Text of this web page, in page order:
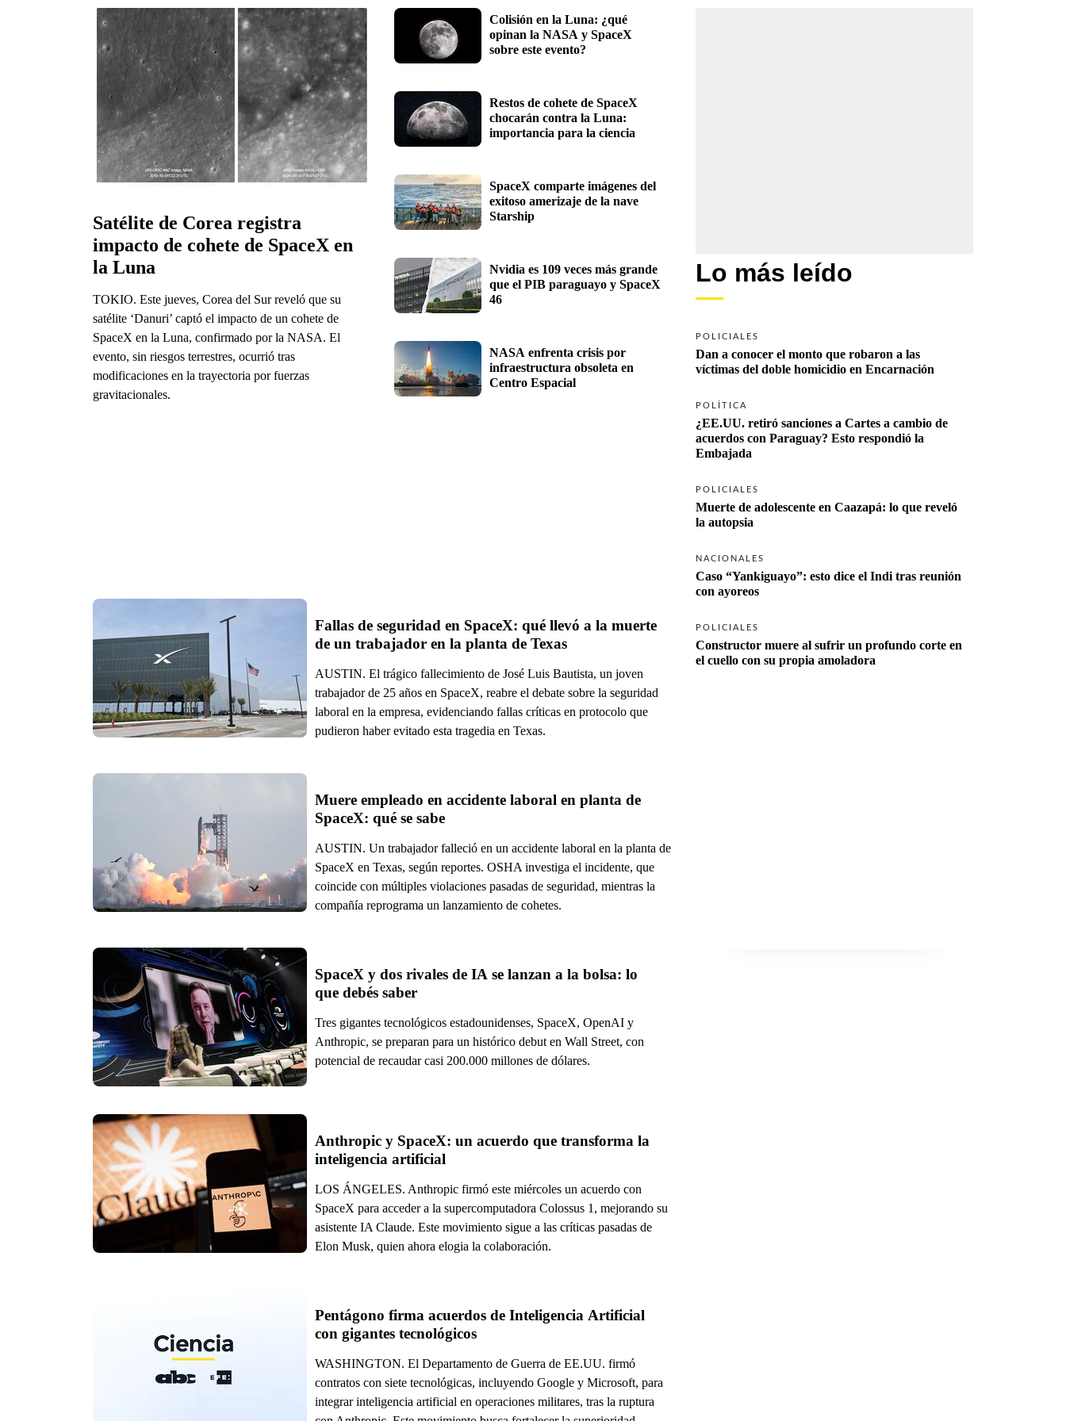
Satélite de Corea registra
impacto de cohete de SpaceX en
la Luna
TOKIO. Este jueves, Corea del Sur reveló que su
satélite ‘Danuri’ captó el impacto de un cohete de
SpaceX en la Luna, confirmado por la NASA. El
evento, sin riesgos terrestres, ocurrió tras
modificaciones en la trayectoria por fuerzas
gravitacionales.
Colisión en la Luna: ¿qué
opinan la NASA y SpaceX
sobre este evento?
Restos de cohete de SpaceX
chocarán contra la Luna:
importancia para la ciencia
SpaceX comparte imágenes del
exitoso amerizaje de la nave
Starship
Nvidia es 109 veces más grande
que el PIB paraguayo y SpaceX
46
NASA enfrenta crisis por
infraestructura obsoleta en
Centro Espacial
Fallas de seguridad en SpaceX: qué llevó a la muerte
de un trabajador en la planta de Texas
AUSTIN. El trágico fallecimiento de José Luis Bautista, un joven
trabajador de 25 años en SpaceX, reabre el debate sobre la seguridad
laboral en la empresa, evidenciando fallas críticas en protocolo que
pudieron haber evitado esta tragedia en Texas.
Muere empleado en accidente laboral en planta de
SpaceX: qué se sabe
AUSTIN. Un trabajador falleció en un accidente laboral en la planta de
SpaceX en Texas, según reportes. OSHA investiga el incidente, que
coincide con múltiples violaciones pasadas de seguridad, mientras la
compañía reprograma un lanzamiento de cohetes.
SpaceX y dos rivales de IA se lanzan a la bolsa: lo
que debés saber
Tres gigantes tecnológicos estadounidenses, SpaceX, OpenAI y
Anthropic, se preparan para un histórico debut en Wall Street, con
potencial de recaudar casi 200.000 millones de dólares.
Anthropic y SpaceX: un acuerdo que transforma la
inteligencia artificial
LOS ÁNGELES. Anthropic firmó este miércoles un acuerdo con
SpaceX para acceder a la supercomputadora Colossus 1, mejorando su
asistente IA Claude. Este movimiento sigue a las críticas pasadas de
Elon Musk, quien ahora elogia la colaboración.
Pentágono firma acuerdos de Inteligencia Artificial
WASHINGTON. El Departamento de Guerra de EE.UU. firmó
contratos con siete tecnológicas, incluyendo Google y Microsoft, para
integrar inteligencia artificial en operaciones militares, tras la ruptura
Lo más leído
POLICIALES
Dan a conocer el monto que robaron a las
víctimas del doble homicidio en Encarnación
POLÍTICA
¿EE.UU. retiró sanciones a Cartes a cambio de
acuerdos con Paraguay? Esto respondió la
Embajada
POLICIALES
Muerte de adolescente en Caazapá: lo que reveló
la autopsia
NACIONALES
Caso “Yankiguayo”: esto dice el Indi tras reunión
con ayoreos
POLICIALES
Constructor muere al sufrir un profundo corte en
el cuello con su propia amoladora